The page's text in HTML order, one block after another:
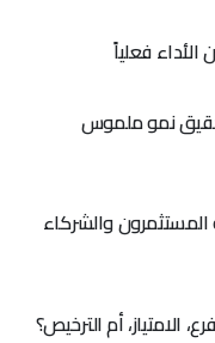
فعلياً
نمو ملموس
المستثمرون والشركاء
الامتياز، أم الترخيص؟